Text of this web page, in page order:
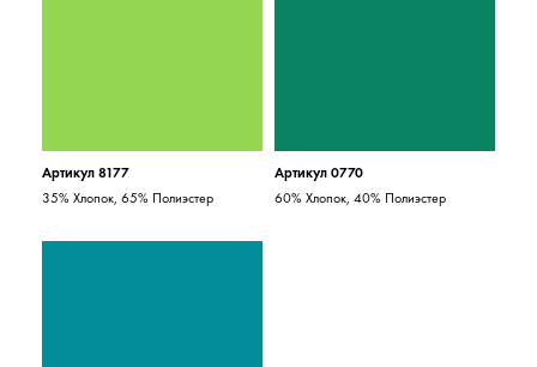
Артикул 8177
35% Хлопок, 65% Полиэстер
Артикул 0770
60% Хлопок, 40% Полиэстер